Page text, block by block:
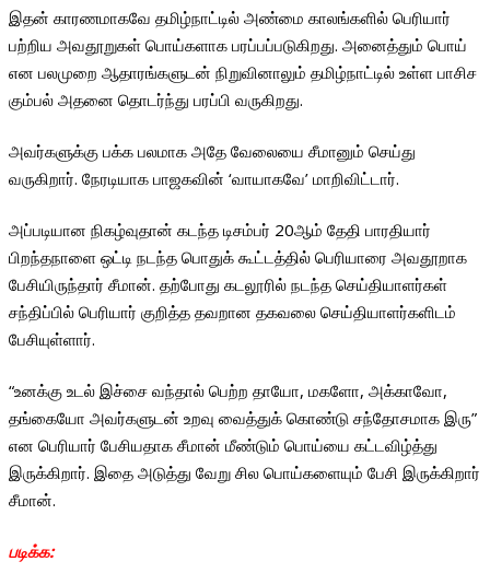
இதன் காரணமாகவே தமிழ்நாட்டில் அண்மை காலங்களில் பெரியார்
பற்றிய அவதூறுகள் பொய்களாக பரப்பப்படுகிறது. அனைத்தும் பொய்
என பலமுறை ஆதாரங்களுடன் நிறுவினாலும் தமிழ்நாட்டில் உள்ள பாசிச
கும்பல் அதனை தொடர்ந்து பரப்பி வருகிறது.
அவர்களுக்கு பக்க பலமாக அதே வேலையை சீமானும் செய்து
வருகிறார். நேரடியாக பாஜகவின் ‘வாயாகவே’ மாறிவிட்டார்.
அப்படியான நிகழ்வுதான் கடந்த டிசம்பர் 20ஆம் தேதி பாரதியார்
பிறந்தநாளை ஒட்டி நடந்த பொதுக் கூட்டத்தில் பெரியாரை அவதூறாக
பேசியிருந்தார் சீமான். தற்போது கடலூரில் நடந்த செய்தியாளர்கள்
சந்திப்பில் பெரியார் குறித்த தவறான தகவலை செய்தியாளர்களிடம்
பேசியுள்ளார்.
“உனக்கு உடல் இச்சை வந்தால் பெற்ற தாயோ, மகளோ, அக்காவோ,
தங்கையோ அவர்களுடன் உறவு வைத்துக் கொண்டு சந்தோசமாக இரு”
என பெரியார் பேசியதாக சீமான் மீண்டும் பொய்யை கட்டவிழ்த்து
இருக்கிறார். இதை அடுத்து வேறு சில பொய்களையும் பேசி இருக்கிறார்
சீமான்.
படிக்க: